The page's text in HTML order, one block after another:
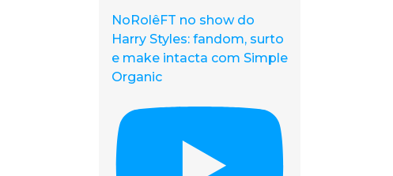
NoRolêFT no show do
Harry Styles: fandom, surto
e make intacta com Simple
Organic